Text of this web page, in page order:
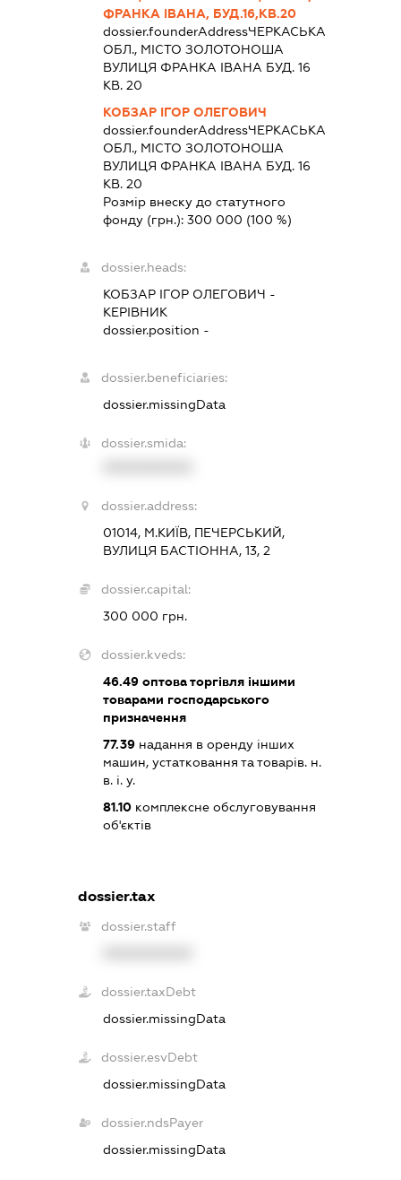
ФРАНКА ІВАНА, БУД.16,КВ.20
dossier.founderAddressЧЕРКАСЬКА
ОБЛ., МІСТО ЗОЛОТОНОША
ВУЛИЦЯ ФРАНКА ІВАНА БУД. 16
КВ. 20
КОБЗАР ІГОР ОЛЕГОВИЧ
dossier.founderAddressЧЕРКАСЬКА
ОБЛ., МІСТО ЗОЛОТОНОША
ВУЛИЦЯ ФРАНКА ІВАНА БУД. 16
КВ. 20
Розмір внеску до статутного
фонду (грн.): 300 000 (100 %)
dossier.heads:
КОБЗАР ІГОР ОЛЕГОВИЧ -
КЕРІВНИК
dossier.position -
dossier.beneficiaries:
dossier.missingData
dossier.smida:
dossier.address:
01014, М.КИЇВ, ПЕЧЕРСЬКИЙ,
ВУЛИЦЯ БАСТІОННА, 13, 2
dossier.capital:
300 000 грн.
dossier.kveds:
46.49оптова торгівля іншими
товарами господарського
призначення
77.39надання в оренду інших
машин, устатковання та товарів. н.
в. і. у.
81.10комплексне обслуговування
об'єктів
dossier.tax
dossier.staff
dossier.taxDebt
dossier.missingData
dossier.esvDebt
dossier.missingData
dossier.ndsPayer
dossier.missingData